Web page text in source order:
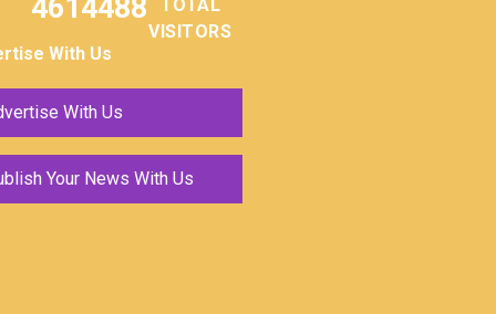
4614488
TOTAL
VISITORS
With Us
With Us
Your News With Us